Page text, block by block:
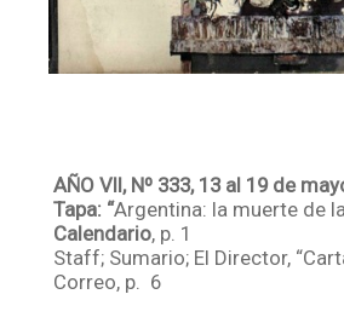
AÑO VII, Nº 333, 13 al 19 de
Tapa: “Argentina: la muerte de
Calendario, p. 1
Staff; Sumario; El Director,
Correo, p. 6